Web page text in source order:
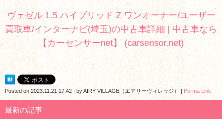
ヴェゼル 1.5 ハイブリッド Z ワンオーナー/ユーザー
買取車/インターナビ(埼玉)の中古車詳細 | 中古車なら
【カーセンサーnet】 (carsensor.net)
Posted on 2023.11.21 17:42 | byAIRY VILLAGE（エアリーヴィレッジ） | Perma Link
最新の記事